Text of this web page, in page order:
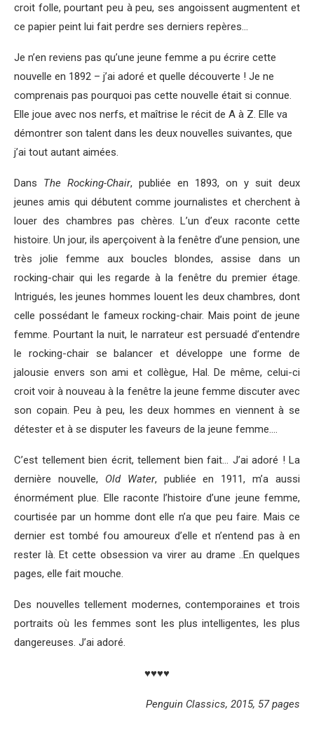
croit folle, pourtant peu à peu, ses angoissent augmentent et
ce papier peint lui fait perdre ses derniers repères…
Je n’en reviens pas qu’une jeune femme a pu écrire cette
nouvelle en 1892 – j’ai adoré et quelle découverte ! Je ne
comprenais pas pourquoi pas cette nouvelle était si connue.
Elle joue avec nos nerfs, et maîtrise le récit de A à Z. Elle va
démontrer son talent dans les deux nouvelles suivantes, que
j’ai tout autant aimées.
Dans The Rocking-Chair, publiée en 1893, on y suit deux
jeunes amis qui débutent comme journalistes et cherchent à
louer des chambres pas chères. L’un d’eux raconte cette
histoire. Un jour, ils aperçoivent à la fenêtre d’une pension, une
très jolie femme aux boucles blondes, assise dans un
rocking-chair qui les regarde à la fenêtre du premier étage.
Intrigués, les jeunes hommes louent les deux chambres, dont
celle possédant le fameux rocking-chair. Mais point de jeune
femme. Pourtant la nuit, le narrateur est persuadé d’entendre
le rocking-chair se balancer et développe une forme de
jalousie envers son ami et collègue, Hal. De même, celui-ci
croit voir à nouveau à la fenêtre la jeune femme discuter avec
son copain. Peu à peu, les deux hommes en viennent à se
détester et à se disputer les faveurs de la jeune femme….
C’est tellement bien écrit, tellement bien fait… J’ai adoré ! La
dernière nouvelle, Old Water, publiée en 1911, m’a aussi
énormément plue. Elle raconte l’histoire d’une jeune femme,
courtisée par un homme dont elle n’a que peu faire. Mais ce
dernier est tombé fou amoureux d’elle et n’entend pas à en
rester là. Et cette obsession va virer au drame ..En quelques
pages, elle fait mouche.
Des nouvelles tellement modernes, contemporaines et trois
portraits où les femmes sont les plus intelligentes, les plus
dangereuses. J’ai adoré.
♥♥♥♥
Penguin Classics, 2015, 57 pages